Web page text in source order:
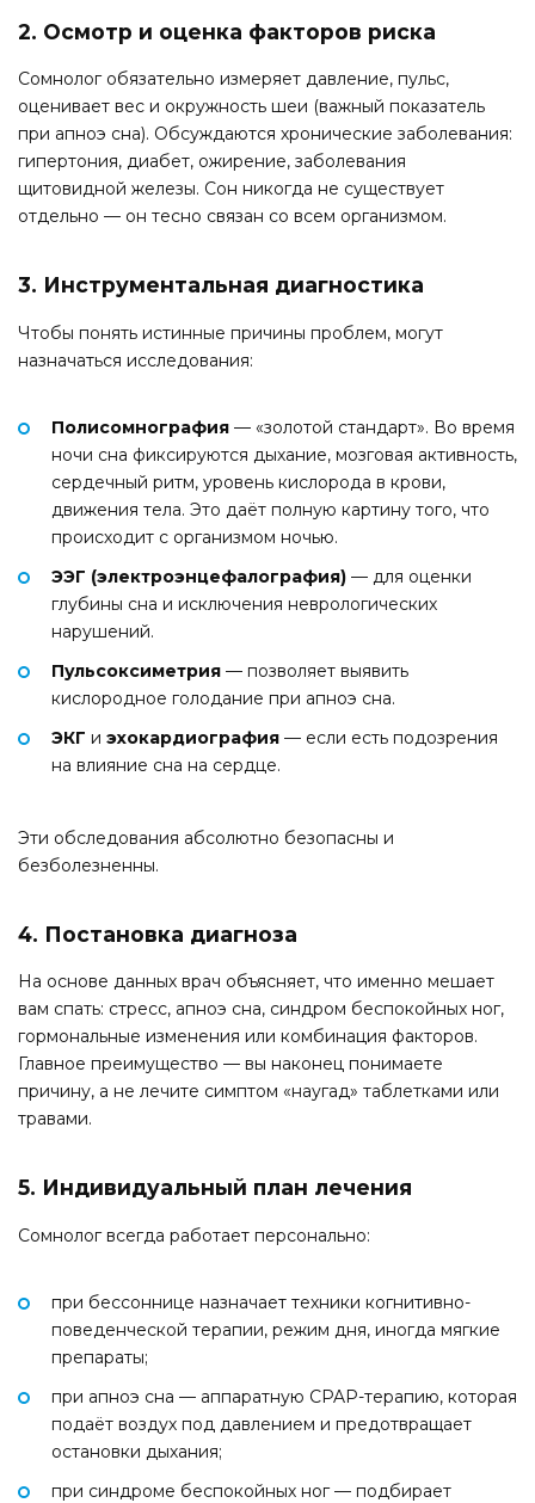
2. Осмотр и оценка факторов риска
Сомнолог обязательно измеряет давление, пульс,
оценивает вес и окружность шеи (важный показатель
при апноэ сна). Обсуждаются хронические заболевания:
гипертония, диабет, ожирение, заболевания
щитовидной железы. Сон никогда не существует
отдельно — он тесно связан со всем организмом.
3. Инструментальная диагностика
Чтобы понять истинные причины проблем, могут
назначаться исследования:
Полисомнография — «золотой стандарт». Во время
ночи сна фиксируются дыхание, мозговая активность,
сердечный ритм, уровень кислорода в крови,
движения тела. Это даёт полную картину того, что
происходит с организмом ночью.
ЭЭГ (электроэнцефалография) — для оценки
глубины сна и исключения неврологических
нарушений.
Пульсоксиметрия — позволяет выявить
кислородное голодание при апноэ сна.
ЭКГ и эхокардиография — если есть подозрения
на влияние сна на сердце.
Эти обследования абсолютно безопасны и
безболезненны.
4. Постановка диагноза
На основе данных врач объясняет, что именно мешает
вам спать: стресс, апноэ сна, синдром беспокойных ног,
гормональные изменения или комбинация факторов.
Главное преимущество — вы наконец понимаете
причину, а не лечите симптом «наугад» таблетками или
травами.
5. Индивидуальный план лечения
Сомнолог всегда работает персонально:
при бессоннице назначает техники когнитивно-
поведенческой терапии, режим дня, иногда мягкие
препараты;
при апноэ сна — аппаратную CPAP-терапию, которая
подаёт воздух под давлением и предотвращает
остановки дыхания;
при синдроме беспокойных ног — подбирает